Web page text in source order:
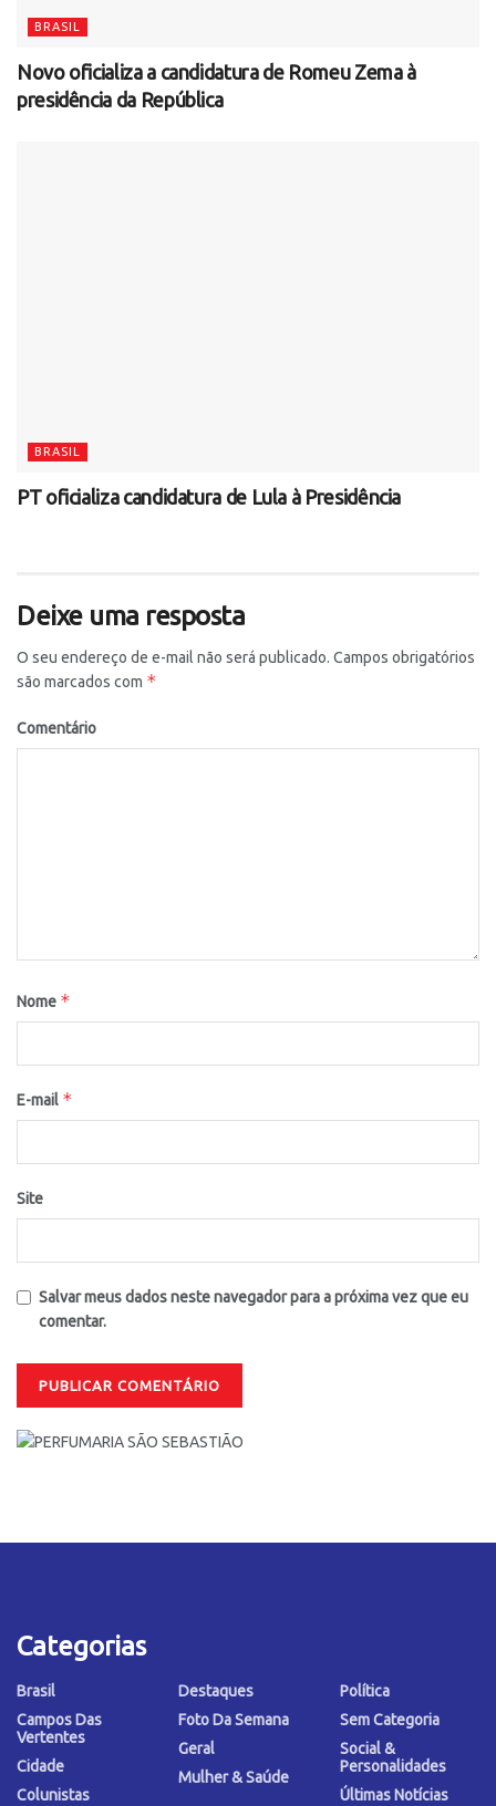
BRASIL
Novo oficializa a candidatura de Romeu Zema à
presidência da República
BRASIL
PT oficializa candidatura de Lula à Presidência
Deixe uma resposta
O seu endereço de e-mail não será publicado. Campos obrigatórios
são marcados com *
Comentário
Nome *
E-mail *
Site
Salvar meus dados neste navegador para a próxima vez que eu
comentar.
Categorias
Brasil
Campos Das
Vertentes
Cidade
Colunistas
Destaques
Foto Da Semana
Geral
Mulher & Saúde
Política
Sem Categoria
Social &
Personalidades
Últimas Notícias